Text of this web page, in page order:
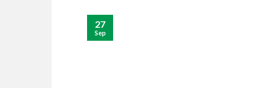
27
Sep